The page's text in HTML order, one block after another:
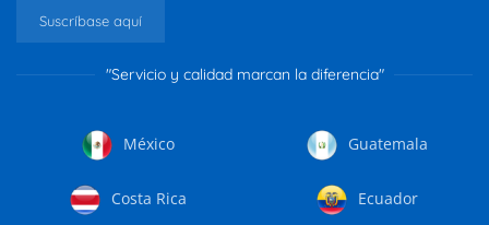
Suscríbase aquí
"Servicio y calidad marcan la diferencia"
México Guatemala
Costa Rica Ecuador